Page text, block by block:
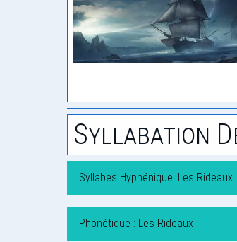
Syllabation
Syllabes Hyphénique: Les Rideaux
Phonétique : Les Rideaux